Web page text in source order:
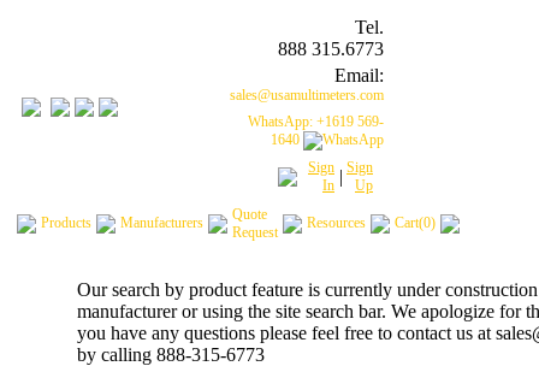
Tel.
888 315.6773
Email:
sales@usamultimeters.com
WhatsApp: +1619 569-
1640
Sign
In | Sign
Up
Products Manufacturers
Quote
Request
Resources Cart(0)
Our search by product feature is currently under
manufacturer or using the site search bar. We apologize for
you have any questions please feel free to contact us at
by calling 888-315-6773